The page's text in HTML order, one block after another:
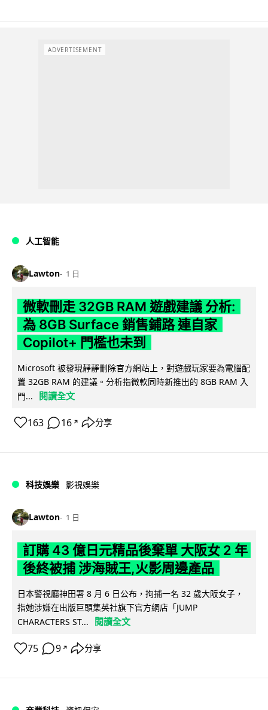
ADVERTISEMENT
人工智能
Lawton 1 日
微軟刪走 32GB RAM 遊戲建議 分析:
為 8GB Surface 銷售鋪路 連自家
Copilot+ 門檻也未到
Microsoft 被發現靜靜刪除官方網站上，對遊戲玩家要為電腦配
置 32GB RAM 的建議。分析指微軟同時新推出的 8GB RAM 入
門...
閱讀全文
163 16 ↗ 分享
科技娛樂 影視娛樂
Lawton 1 日
訂購 43 億日元精品後棄單 大阪女 2 年
後終被捕 涉海賊王,火影周邊產品
日本警視廳神田署 8 月 6 日公布，拘捕一名 32 歲大阪女子，
指她涉嫌在出版巨頭集英社旗下官方網店「JUMP
CHARACTERS ST...
閱讀全文
75 9 ↗ 分享